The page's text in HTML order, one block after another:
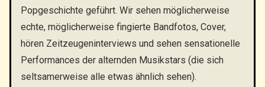
Popgeschichte geführt. Wir sehen möglicherweise
echte, möglicherweise fingierte Bandfotos, Cover,
hören Zeitzeugeninterviews und sehen sensationelle
Performances der alternden Musikstars (die sich
seltsamerweise alle etwas ähnlich sehen).